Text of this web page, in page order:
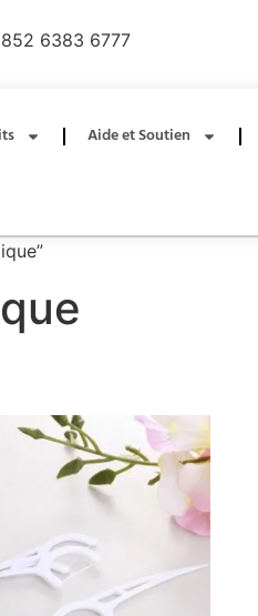
6383 6777
Aide et Soutien